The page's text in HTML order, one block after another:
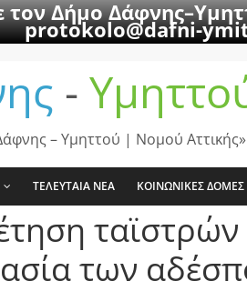
τον Δήμο
protokolo@dafni-
-
– Υμηττού | Νομού Αττικής»
ΤΕΛΕΥΤΑΙΑ ΝΕΑ ΚΟΙΝΩΝΙΚΕΣ ΔΟΜΕΣ
των